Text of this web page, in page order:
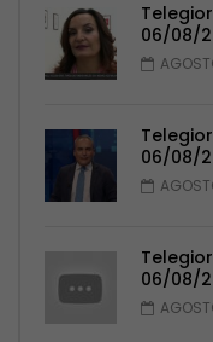
06/08/
06/08/
06/08/